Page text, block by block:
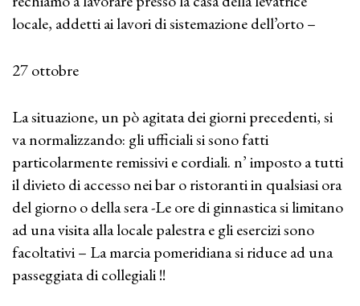
locale, addetti ai lavori di sistemazione dell’orto –
27 ottobre
La situazione, un pò agitata dei giorni precedenti, si
va normalizzando: gli ufficiali si sono fatti
particolarmente remissivi e cordiali. n’ imposto a tutti
il divieto di accesso nei bar o ristoranti in qualsiasi ora
del giorno o della sera -Le ore di ginnastica si limitano
ad una visita alla locale palestra e gli esercizi sono
facoltativi – La marcia pomeridiana si riduce ad una
passeggiata di collegiali !!